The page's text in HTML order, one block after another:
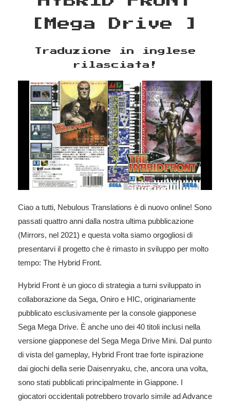
[Mega Drive ]
Traduzione in inglese
rilasciata!
Ciao a tutti, Nebulous Translations è di nuovo online! Sono
passati quattro anni dalla nostra ultima pubblicazione
(Mirrors, nel 2021) e questa volta siamo orgogliosi di
presentarvi il progetto che è rimasto in sviluppo per molto
tempo: The Hybrid Front.
Hybrid Front è un gioco di strategia a turni sviluppato in
collaborazione da Sega, Oniro e HIC, originariamente
pubblicato esclusivamente per la console giapponese
Sega Mega Drive. È anche uno dei 40 titoli inclusi nella
versione giapponese del Sega Mega Drive Mini. Dal punto
di vista del gameplay, Hybrid Front trae forte ispirazione
dai giochi della serie Daisenryaku, che, ancora una volta,
sono stati pubblicati principalmente in Giappone. I
giocatori occidentali potrebbero trovarlo simile ad Advance